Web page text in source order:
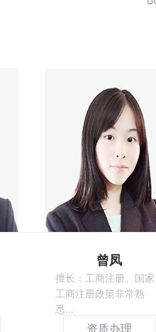
曾凤
擅长：工商注册、国家
工商注册政策非常熟
悉...
资质办理